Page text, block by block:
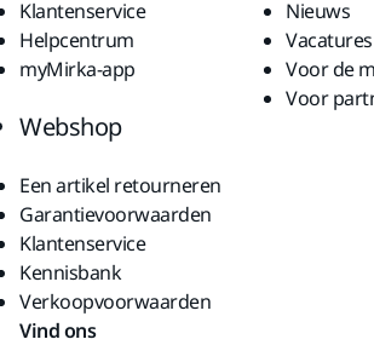
Klantenservice
Helpcentrum
myMirka-app
Nieuws
Vacatures
Voor de
Voor
Webshop
Een artikel retourneren
Garantievoorwaarden
Klantenservice
Kennisbank
Verkoopvoorwaarden
Vind ons